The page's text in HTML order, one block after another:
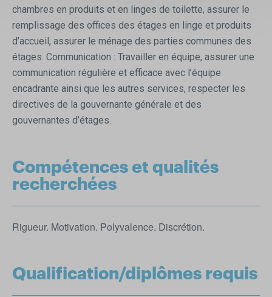
chambres en produits et en linges de toilette, assurer le
remplissage des offices des étages en linge et produits
d’accueil, assurer le ménage des parties communes des
étages. Communication : Travailler en équipe, assurer une
communication régulière et efficace avec l’équipe
encadrante ainsi que les autres services, respecter les
directives de la gouvernante générale et des
gouvernantes d’étages.
Compétences et qualités
recherchées
Rigueur. Motivation. Polyvalence. Discrétion.
Qualification/diplômes requis